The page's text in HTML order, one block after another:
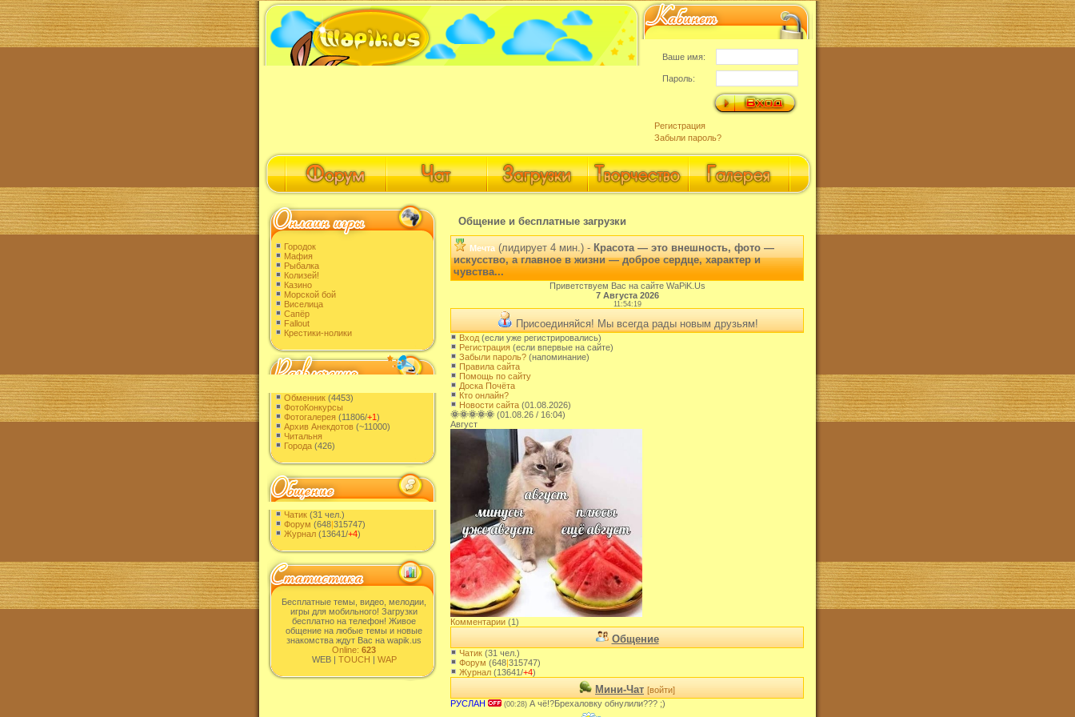
Ваше имя:
Пароль:
Регистрация
Забыли пароль?
Городок
Мафия
Рыбалка
Колизей!
Казино
Морской бой
Виселица
Сапёр
Fallout
Крестики-нолики
Обменник (4453)
ФотоКонкурсы
Фотогалерея (11806/+1)
Архив Анекдотов (~11000)
Читальня
Города (426)
Чатик (31 чел.)
Форум (648|315747)
Журнал (13641/+4)
Бесплатные темы, видео, мелодии,
игры для мобильного! Загрузки
бесплатно на телефон! Живое
общение на любые темы и новые
знакомства ждут Вас на wapik.us
Online: 623
WEB | TOUCH | WAP
Общение и бесплатные загрузки
Мечта (лидирует 4 мин.) - Красота — это внешность, фото —
искусство, а главное в жизни — доброе сердце, характер и
чувства...
Приветствуем Вас на сайте WaPiK.Us
7 Августа 2026
11:54:19
Присоединяйся! Мы всегда рады новым друзьям!
Вход (если уже регистрировались)
Регистрация (если впервые на сайте)
Забыли пароль? (напоминание)
Правила сайта
Помощь по сайту
Доска Почёта
Кто онлайн?
Новости сайта (01.08.2026)
🌞🌞🌞🌞🌞 (01.08.26 / 16:04)
Август
Комментарии (1)
Общение
Чатик (31 чел.)
Форум (648|315747)
Журнал (13641/+4)
Мини-Чат [войти]
РУСЛАН
(00:28) А чë!?Брехаловку обнулили??? ;)